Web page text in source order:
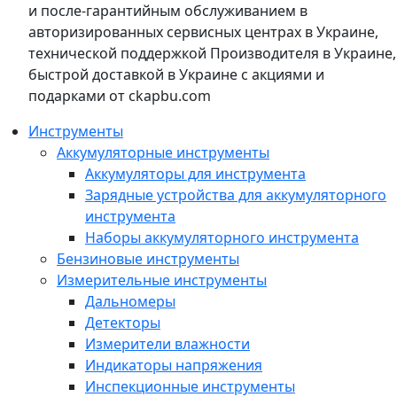
и после-гарантийным обслуживанием в
авторизированных сервисных центрах в Украине,
технической поддержкой Производителя в Украине,
быстрой доставкой в Украине с акциями и
подарками от ckapbu.com
Инструменты
Аккумуляторные инструменты
Аккумуляторы для инструмента
Зарядные устройства для аккумуляторного
инструмента
Наборы аккумуляторного инструмента
Бензиновые инструменты
Измерительные инструменты
Дальномеры
Детекторы
Измерители влажности
Индикаторы напряжения
Инспекционные инструменты